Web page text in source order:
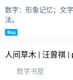
数字：形象记忆；文
法。
Blog
人间草木 | 汪曾祺
数字书屋